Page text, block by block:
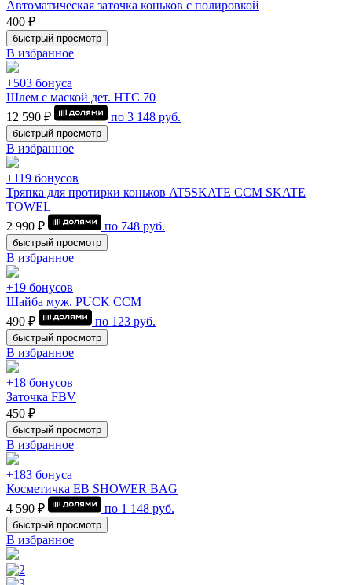
Автоматическая заточка коньков с полировкой
400 ₽
быстрый просмотр
В избранное
+503 бонуса
Шлем с маской дет. HTC 70
12 590 ₽
по 3 148 руб.
быстрый просмотр
В избранное
+119 бонусов
Тряпка для протирки коньков AT5SKATE CCM SKATE
TOWEL
2 990 ₽
по 748 руб.
быстрый просмотр
В избранное
+19 бонусов
Шайба муж. PUCK CCM
490 ₽
по 123 руб.
быстрый просмотр
В избранное
+18 бонусов
Заточка FBV
450 ₽
быстрый просмотр
В избранное
+183 бонуса
Косметичка EB SHOWER BAG
4 590 ₽
по 1 148 руб.
быстрый просмотр
В избранное